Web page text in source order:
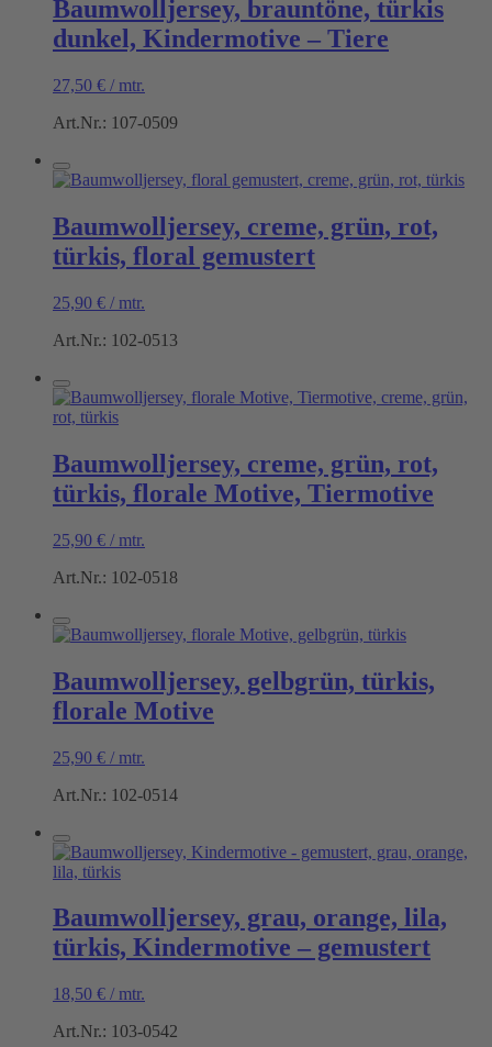
Baumwolljersey, brauntöne, türkis
dunkel, Kindermotive – Tiere
27,50 € / mtr.
Art.Nr.: 107-0509
Baumwolljersey, creme, grün, rot,
türkis, floral gemustert
25,90 € / mtr.
Art.Nr.: 102-0513
Baumwolljersey, creme, grün, rot,
türkis, florale Motive, Tiermotive
25,90 € / mtr.
Art.Nr.: 102-0518
Baumwolljersey, gelbgrün, türkis,
florale Motive
25,90 € / mtr.
Art.Nr.: 102-0514
Baumwolljersey, grau, orange, lila,
türkis, Kindermotive – gemustert
18,50 € / mtr.
Art.Nr.: 103-0542